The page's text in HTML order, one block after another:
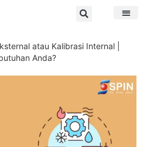
atau Kalibrasi Internal |
Anda?